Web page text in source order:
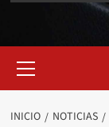
INICIO NOTICIAS